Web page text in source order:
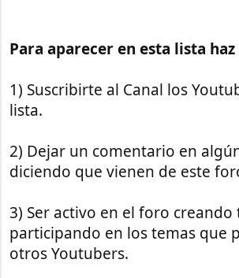
Para aparecer en esta lista
1) Suscribirte al Canal los
lista.
2) Dejar un comentario en
diciendo que vienen de este
3) Ser activo en el foro creando
participando en los temas que
otros Youtubers.